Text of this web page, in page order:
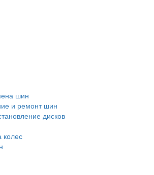
шин
и ремонт шин
дисков
колес